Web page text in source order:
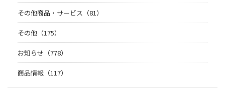
その他商品・サービス（81）
その他（175）
お知らせ（778）
商品情報（117）